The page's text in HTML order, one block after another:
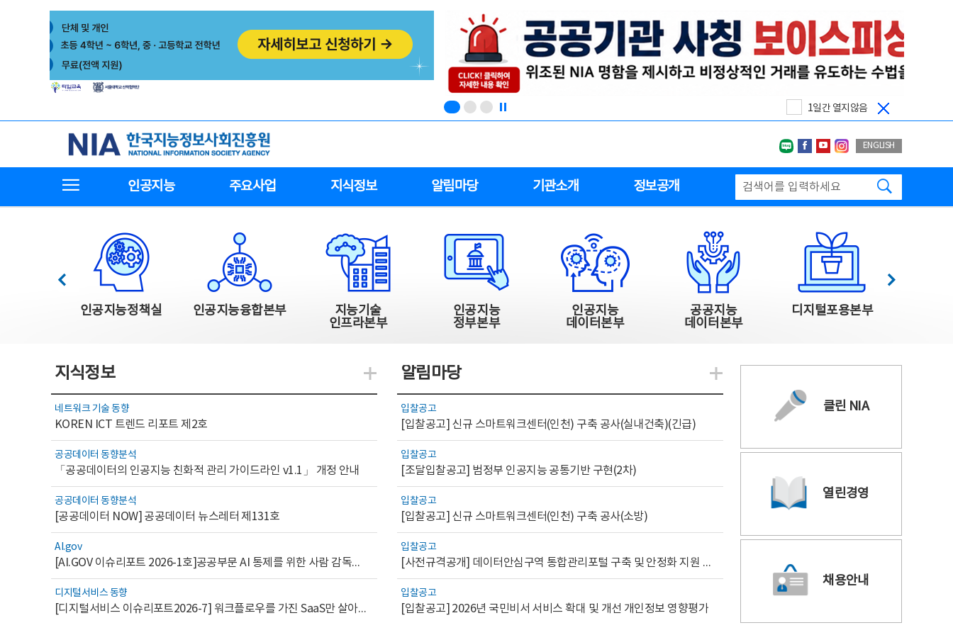
1일간 열지않음
한국지능정보사회진흥원
네이버블로그
페이스북
유투브인스타그랩
ENGLISH
인공지능 주요사업 지식정보 알림마당 기관소개 정보공개
한국지능정보사회진흥원 주요사업
인공지능정책실 인공지능융합본부
지능기술
인프라본부
인공지능
정부본부
인공지능
데이터본부
공공지능
데이터본부
디지털포용본부
이전 다음
지식정보
네트워크 기술 동향
KOREN ICT 트렌드 리포트 제2호
공공데이터 동향분석
「공공데이터의 인공지능 친화적 관리 가이드라인 v1.1」 개정 안내
공공데이터 동향분석
[공공데이터 NOW] 공공데이터 뉴스레터 제131호
AI.gov
[AI.GOV 이슈리포트 2026-1호]공공부문 AI 통제를 위한 사람 감독의 해외 사례 분석 및 시사점
디지털서비스 동향
[디지털서비스 이슈리포트2026-7] 워크플로우를 가진 SaaS만 살아남는다
지식관련 더보기
알림마당
입찰공고
[입찰공고] 신규 스마트워크센터(인천) 구축 공사(실내건축)(긴급)
입찰공고
[조달입찰공고] 범정부 인공지능 공통기반 구현(2차)
입찰공고
[입찰공고] 신규 스마트워크센터(인천) 구축 공사(소방)
입찰공고
[사전규격공개] 데이터안심구역 통합관리포털 구축 및 안정화 지원 사업 위탁감리
입찰공고
[입찰공고] 2026년 국민비서 서비스 확대 및 개선 개인정보 영향평가
알림관련 더보기
클린 NIA
열린경영
채용안내